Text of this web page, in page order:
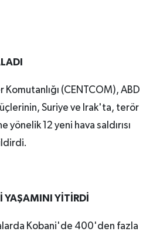
(CENTCOM), ABD
Suriye ve Irak'ta, terör
12 yeni hava saldırısı
YİTİRDİ
Kobani'de 400'den fazla